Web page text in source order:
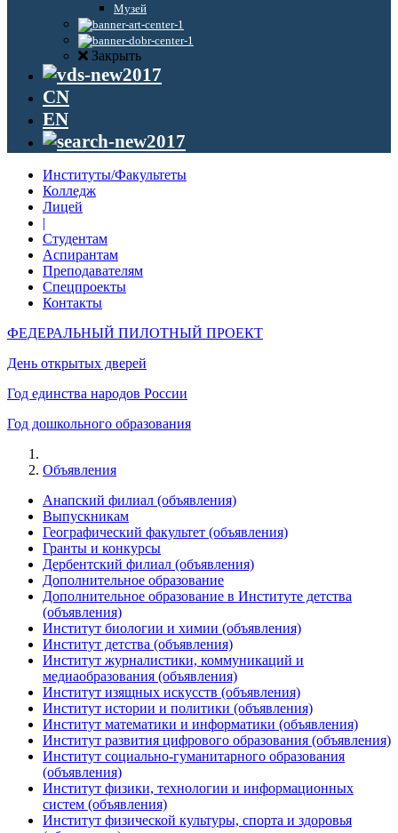
Музей
Закрыть
CN
EN
Институты/Факультеты
Колледж
Лицей
|
Студентам
Аспирантам
Преподавателям
Спецпроекты
Контакты
ФЕДЕРАЛЬНЫЙ ПИЛОТНЫЙ ПРОЕКТ
День открытых дверей
Год единства народов России
Год дошкольного образования
Объявления
Анапский филиал (объявления)
Выпускникам
Географический факультет (объявления)
Гранты и конкурсы
Дербентский филиал (объявления)
Дополнительное образование
Дополнительное образование в Институте детства
(объявления)
Институт биологии и химии (объявления)
Институт детства (объявления)
Институт журналистики, коммуникаций и
медиаобразования (объявления)
Институт изящных искусств (объявления)
Институт истории и политики (объявления)
Институт математики и информатики (объявления)
Институт развития цифрового образования (объявления)
Институт социально-гуманитарного образования
(объявления)
Институт физики, технологии и информационных
систем (объявления)
Институт физической культуры, спорта и здоровья